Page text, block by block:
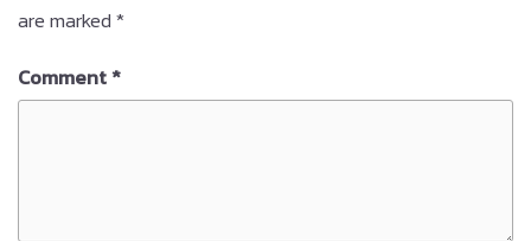
are marked*
Comment*